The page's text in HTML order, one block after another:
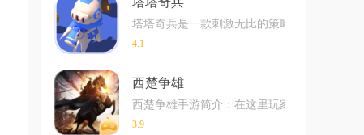
塔塔奇兵是一款刺激无比的策略类塔防游戏
4.1
西楚争雄
西楚争雄手游简介：在这里玩家们是可以拥
3.9